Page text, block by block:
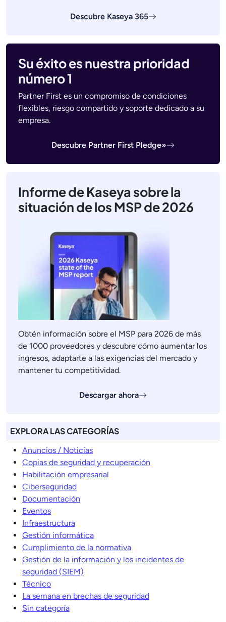
Descubre Kaseya 365
Su éxito es nuestra prioridad
número 1
Partner First es un compromiso de condiciones
flexibles, riesgo compartido y soporte dedicado a su
empresa.
Descubre Partner First Pledge»
Informe de Kaseya sobre la
situación de los MSP de 2026
Obtén información sobre el MSP para 2026 de más
de 1000 proveedores y descubre cómo aumentar los
ingresos, adaptarte a las exigencias del mercado y
mantener tu competitividad.
Descargar ahora
EXPLORA LAS CATEGORÍAS
Anuncios / Noticias
Copias de seguridad y recuperación
Habilitación empresarial
Ciberseguridad
Documentación
Eventos
Infraestructura
Gestión informática
Cumplimiento de la normativa
Gestión de la información y los incidentes de
seguridad (SIEM)
Técnico
La semana en brechas de seguridad
Sin categoría